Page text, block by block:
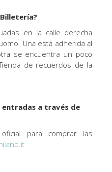
en la calle derecha
Una está adherida al
se encuentra un poco
de recuerdos de la
entradas a través de
para comprar las